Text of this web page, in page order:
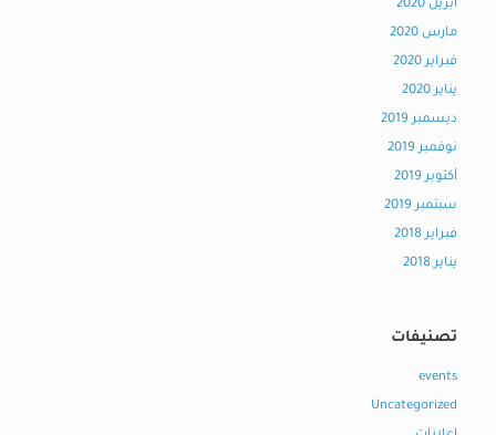
أبريل 2020
مارس 2020
فبراير 2020
يناير 2020
ديسمبر 2019
نوفمبر 2019
أكتوبر 2019
سبتمبر 2019
فبراير 2018
يناير 2018
تصنيفات
events
Uncategorized